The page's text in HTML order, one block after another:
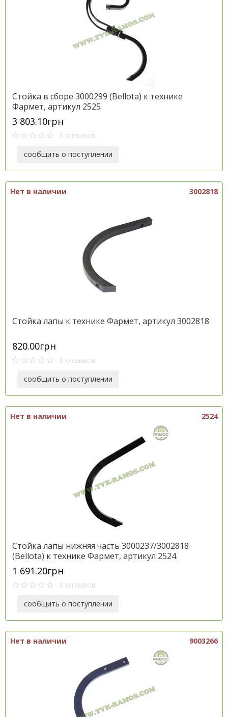
Стойка в сборе 3000299 (Bellota) к технике
Фармет, артикул 2525
3 803.10грн
0 отзывов
сообщить о поступлении
Нет в наличии 3002818
Стойка лапы к технике Фармет, артикул 3002818
820.00грн
0 отзывов
сообщить о поступлении
Нет в наличии 2524
Стойка лапы нижняя часть 3000237/3002818
(Bellota) к технике Фармет, артикул 2524
1 691.20грн
0 отзывов
сообщить о поступлении
Нет в наличии 9003266